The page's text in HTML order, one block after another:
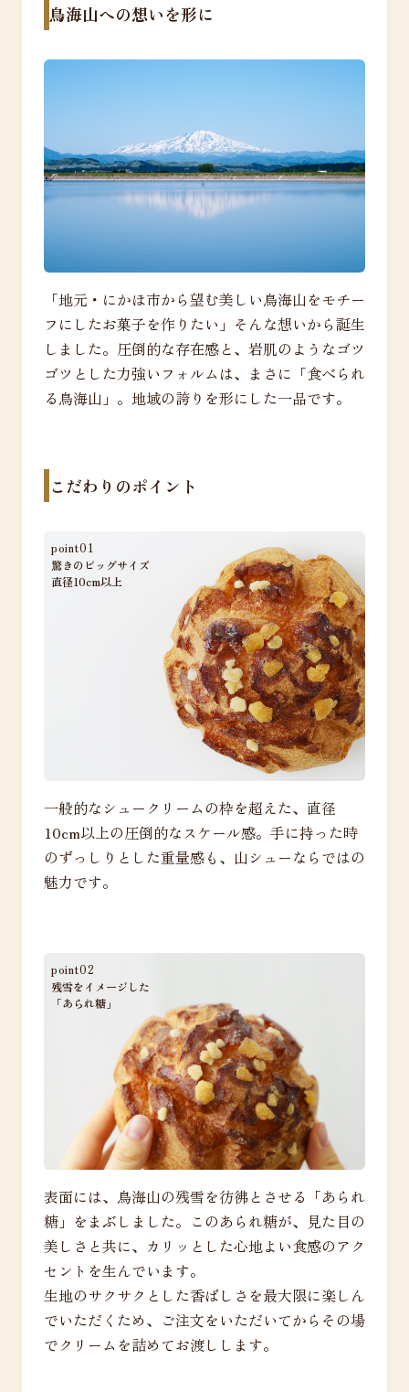
鳥海山への想いを形に
「地元・にかほ市から望む美しい鳥海山をモチー
フにしたお菓子を作りたい」そんな想いから誕生
しました。圧倒的な存在感と、岩肌のようなゴツ
ゴツとした力強いフォルムは、まさに「食べられ
る鳥海山」。地域の誇りを形にした一品です。
こだわりのポイント
point01
驚きのビッグサイズ
直径10cm以上
一般的なシュークリームの枠を超えた、直径
10cm以上の圧倒的なスケール感。手に持った時
のずっしりとした重量感も、山シューならではの
魅力です。
point02
残雪をイメージした
「あられ糖」
表面には、鳥海山の残雪を彷彿とさせる「あられ
糖」をまぶしました。このあられ糖が、見た目の
美しさと共に、カリッとした心地よい食感のアク
セントを生んでいます。
生地のサクサクとした香ばしさを最大限に楽しん
でいただくため、ご注文をいただいてからその場
でクリームを詰めてお渡しします。